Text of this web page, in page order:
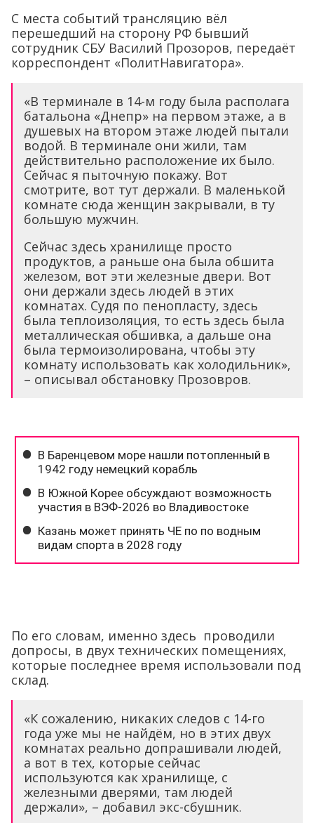
С места событий трансляцию вёл
перешедший на сторону РФ бывший
сотрудник СБУ Василий Прозоров, передаёт
корреспондент «ПолитНавигатора».
«В терминале в 14-м году была располага
батальона «Днепр» на первом этаже, а в
душевых на втором этаже людей пытали
водой. В терминале они жили, там
действительно расположение их было.
Сейчас я пыточную покажу. Вот
смотрите, вот тут держали. В маленькой
комнате сюда женщин закрывали, в ту
большую мужчин.
Сейчас здесь хранилище просто
продуктов, а раньше она была обшита
железом, вот эти железные двери. Вот
они держали здесь людей в этих
комнатах. Судя по пенопласту, здесь
была теплоизоляция, то есть здесь была
металлическая обшивка, а дальше она
была термоизолирована, чтобы эту
комнату использовать как холодильник»,
– описывал обстановку Прозовров.
По его словам, именно здесь проводили
допросы, в двух технических помещениях,
которые последнее время использовали под
склад.
«К сожалению, никаких следов с 14-го
года уже мы не найдём, но в этих двух
комнатах реально допрашивали людей,
а вот в тех, которые сейчас
используются как хранилище, с
железными дверями, там людей
держали», – добавил экс-сбушник.